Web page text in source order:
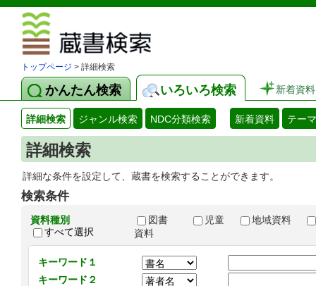
トップページ > 詳細検索
かんたん検索 いろいろ検索 新着資料
詳細検索 ジャンル検索 NDC分類検索 新着資料 テー
詳細検索
詳細な条件を設定して、蔵書を検索することができます。
検索条件
資料種別
すべて選択
図書 児童
地域資料
資料
キーワード１
キーワード２